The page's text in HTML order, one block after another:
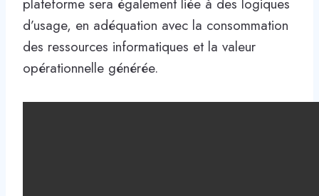
plateforme sera également liée à des logiques
d’usage, en adéquation avec la consommation
des ressources informatiques et la valeur
opérationnelle générée.